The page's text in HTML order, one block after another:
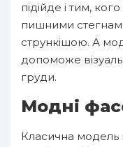
підійде і тим,
пишними
стрункішою. А
допоможе
груди.
Модні
Класична модель